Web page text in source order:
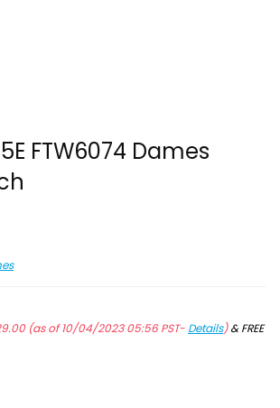
FTW6074 Dames
(as of 10/04/2023 05:56 PST- Details)&FREE